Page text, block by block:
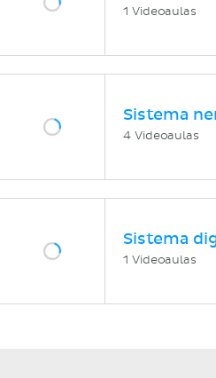
1 Videoaulas
Sistema
4 Videoaulas
Sistema
1 Videoaulas